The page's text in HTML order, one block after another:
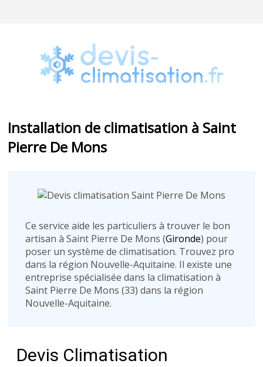
Installation de climatisation à Saint
Pierre De Mons
Ce service aide les particuliers à trouver le bon
artisan à Saint Pierre De Mons (Gironde) pour
poser un système de climatisation. Trouvez pro
dans la région Nouvelle-Aquitaine. Il existe une
entreprise spécialisée dans la climatisation à
Saint Pierre De Mons (33) dans la région
Nouvelle-Aquitaine.
Devis Climatisation